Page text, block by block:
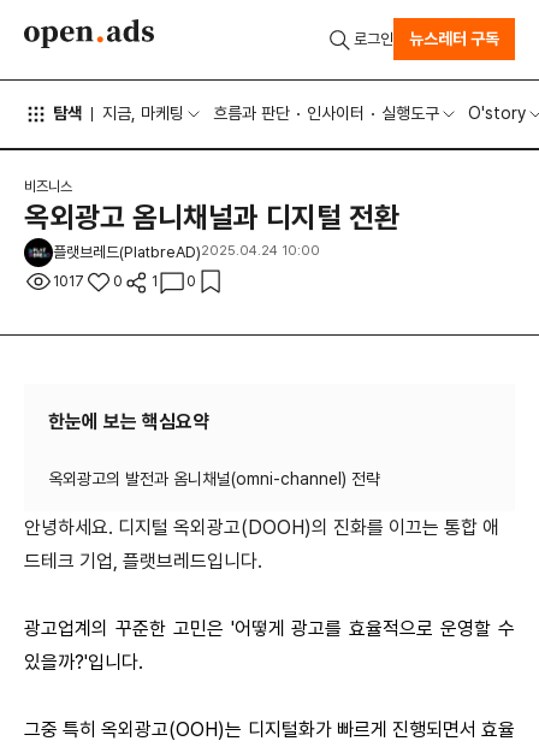
탐색 지금, 마케팅 흐름과 판단 인사이터 실행도구 O'story
로그인 뉴스레터 구독
비즈니스
옥외광고 옴니채널과 디지털 전환
플랫브레드(PlatbreAD)2025.04.24 10:00
1017 0 1 0
한눈에 보는 핵심요약
안녕하세요. 디지털 옥외광고(DOOH)의 진화를 이끄는 통합 애
드테크 기업 플랫브레드입니다.
광고업계의 꾸준한 고민은 '어떻게 광고를 효율적으로 운영할 수
있을까?'입니다.
그중 특히 옥외광고(OOH)는 디지털화가 빠르게 진행되면서 효율